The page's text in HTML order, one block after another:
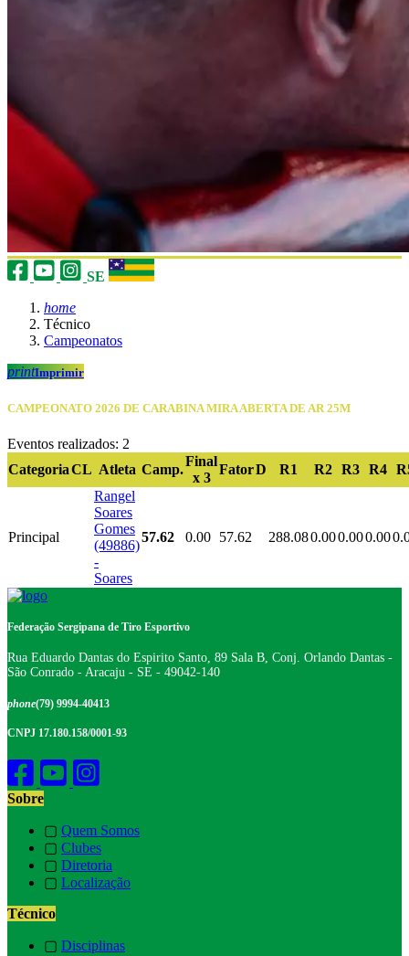
SE
home
Técnico
Campeonatos
printImprimir
CAMPEONATO 2026 DE CARABINA MIRA ABERTA DE AR 25M
Eventos realizados: 2
CategoriaCL Atleta Camp.
Final
x 3
FatorD R1 R2 R3 R4
Principal
Rangel
Soares
Gomes
(49886)
-
Soares
57.62 0.00 57.62 288.080.000.000.00
Federação Sergipana de Tiro Esportivo
Rua Eduardo Dantas do Espirito Santo, 89 Sala B, Conj. Orlando Dantas -
São Conrado - Aracaju - SE - 49042-140
phone(79) 9994-40413
CNPJ 17.180.158/0001-93
Sobre
▢ Quem Somos
▢ Clubes
▢ Diretoria
▢ Localização
Técnico
▢ Disciplinas